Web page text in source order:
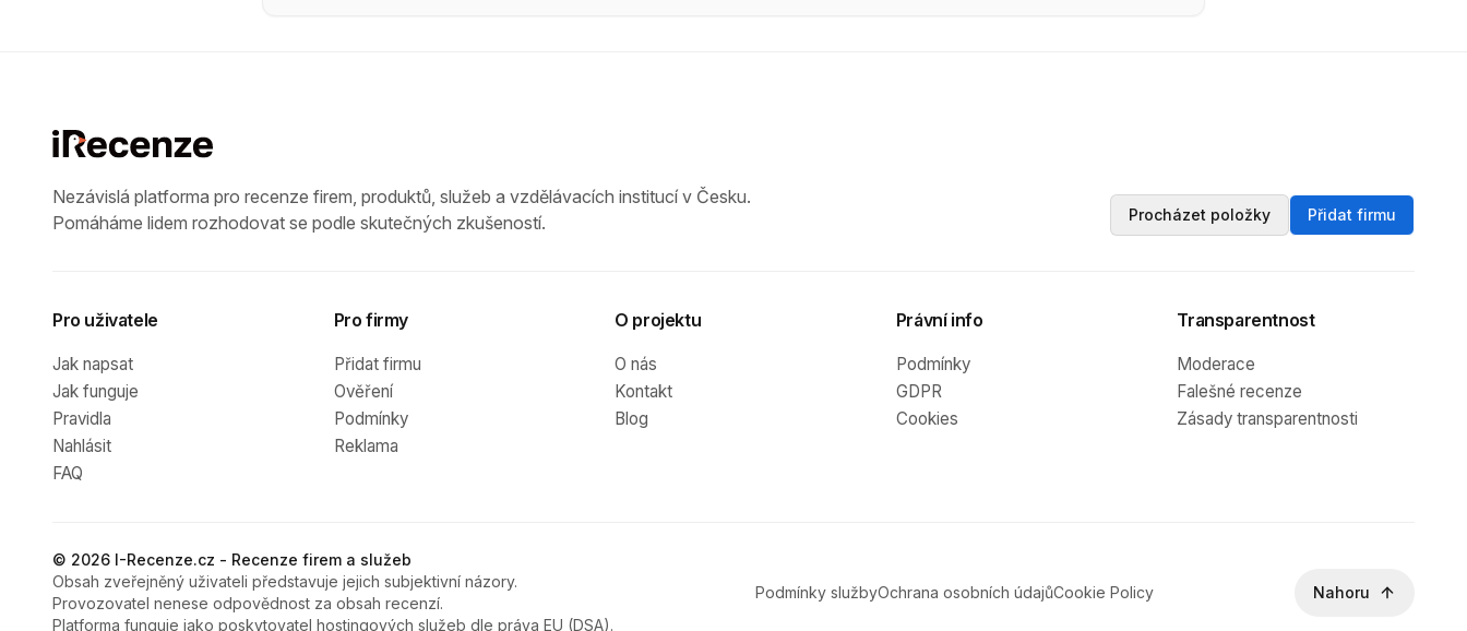
Nezávislá platforma pro recenze firem, produktů, služeb a vzdělávacích institucí v Česku.
Pomáháme lidem rozhodovat se podle skutečných zkušeností.
Procházet položky Přidat firmu
Pro uživatele
Jak napsat
Jak funguje
Pravidla
Nahlásit
FAQ
Pro firmy
Přidat firmu
Ověření
Podmínky
Reklama
O projektu
O nás
Kontakt
Blog
Právní info
Podmínky
GDPR
Cookies
Transparentnost
Moderace
Falešné recenze
Zásady transparentnosti
© 2026 I-Recenze.cz - Recenze firem a služeb
Obsah zveřejněný uživateli představuje jejich subjektivní názory.
Provozovatel nenese odpovědnost za obsah recenzí.
Platforma funguje jako poskytovatel hostingových služeb dle práva EU (DSA).
Podmínky službyOchrana osobních údajůCookie Policy Nahoru